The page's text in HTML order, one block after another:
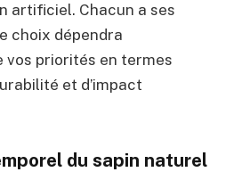
artificiel. Chacun a ses
choix dépendra
vos priorités en termes
et d’impact
du sapin naturel